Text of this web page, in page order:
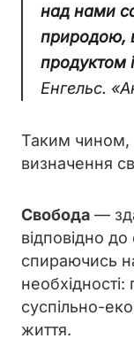
над нами
природою,
продуктом
Енгельс.
Таким чином,
визначення
Свобода —
відповідно до
спираючись
суспільно-
життя.